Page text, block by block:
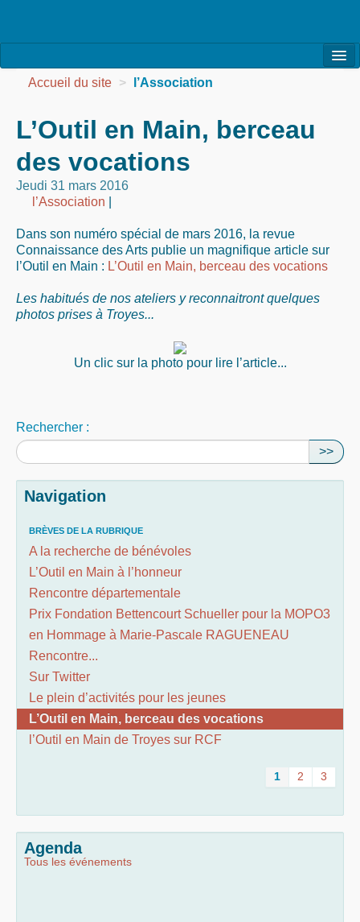
l’Association
les Evénements
les Réalisations
Agenda
Contact
Accueil du site > l’Association
L’Outil en Main, berceau
des vocations
Jeudi 31 mars 2016
l’Association
Dans son numéro spécial de mars 2016, la revue
Connaissance des Arts publie un magnifique article sur
l’Outil en Main : L’Outil en Main, berceau des vocations
Les habitués de nos ateliers y reconnaitront quelques
photos prises à Troyes...
Un clic sur la photo pour lire l’article...
Rechercher :
>>
Navigation
BRÈVES DE LA RUBRIQUE
A la recherche de bénévoles
L’Outil en Main à l’honneur
Rencontre départementale
Prix Fondation Bettencourt Schueller pour la MOPO3
en Hommage à Marie-Pascale RAGUENEAU
Rencontre...
Sur Twitter
Le plein d’activités pour les jeunes
L’Outil en Main, berceau des vocations
l’Outil en Main de Troyes sur RCF
1 2 3
Agenda
Tous les événements